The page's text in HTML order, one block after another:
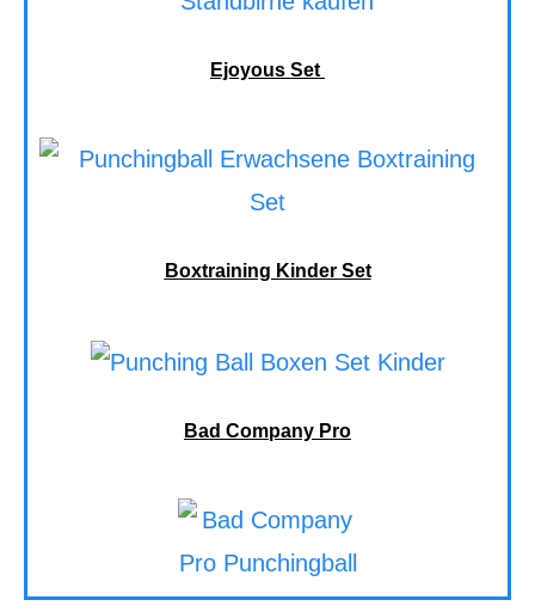
Ejoyous Set
Boxtraining Kinder Set
Bad Company Pro